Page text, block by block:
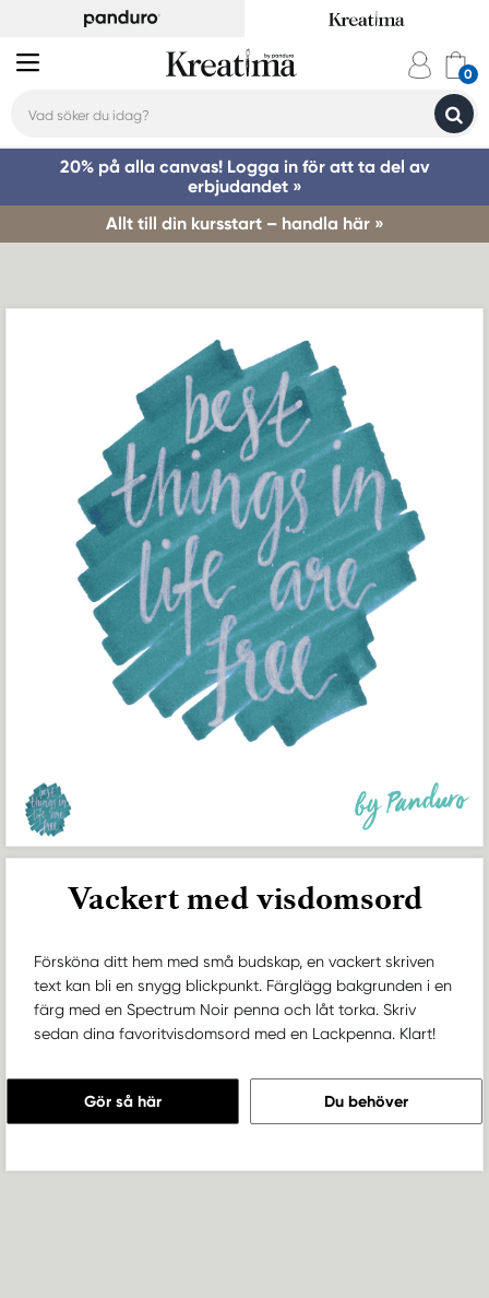
20% på alla canvas! Logga in för att ta del av
erbjudandet »
Allt till din kursstart – handla här »
by Panduro
Vackert med visdomsord
Försköna ditt hem med små budskap, en vackert skriven
text kan bli en snygg blickpunkt. Färglägg bakgrunden i en
färg med en Spectrum Noir penna och låt torka. Skriv
sedan dina favoritvisdomsord med en Lackpenna. Klart!
Gör så här Du behöver